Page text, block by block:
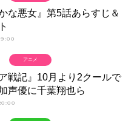
な悪女』第5話あらすじ＆
戦記』10月より2クールで
声優に千葉翔也ら
アニメ